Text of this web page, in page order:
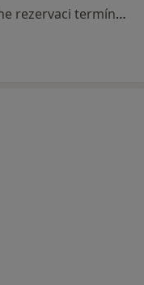
Tento specialista nenabízí online rezervaci termínu na této adrese.